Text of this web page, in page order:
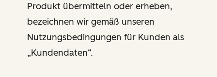
Produkt übermitteln oder erheben,
bezeichnen wir gemäß unseren
Nutzungsbedingungen für Kunden als
„Kundendaten“.